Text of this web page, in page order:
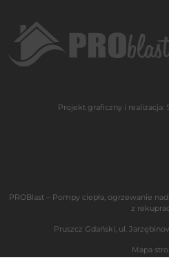
Projekt graficzny i realizacja:
PROBlast – Pompy ciepła, ogrzewanie
z
Pruszcz Gdański, ul.
Mapa